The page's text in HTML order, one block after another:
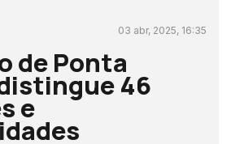
03 abr, 2025, 16:35
de Ponta
46
e